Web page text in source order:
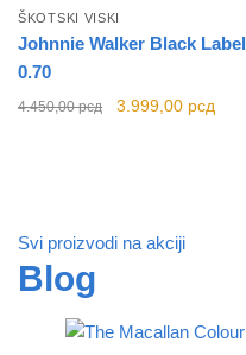
ŠKOTSKI VISKI
Johnnie Walker Black Label
0.70
4.450,00рсд
Originalna
3.999,00 рсд
Svi proizvodi na akciji
Blog